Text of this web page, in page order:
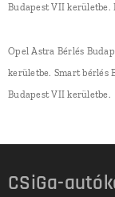
Budapest VII kerületbe.
Opel Astra Bérlés
kerületbe. Smart bérlés
Budapest VII kerületbe.
CSiGa-